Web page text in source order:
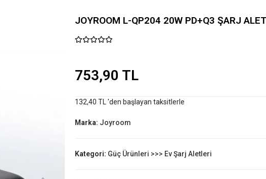
JOYROOM L-QP204 20W PD+Q3 ŞARJ
753,90 TL
132,40 TL 'den başlayan taksitlerle
Marka: Joyroom
Kategori: Güç Ürünleri >>> Ev Şarj Aletleri